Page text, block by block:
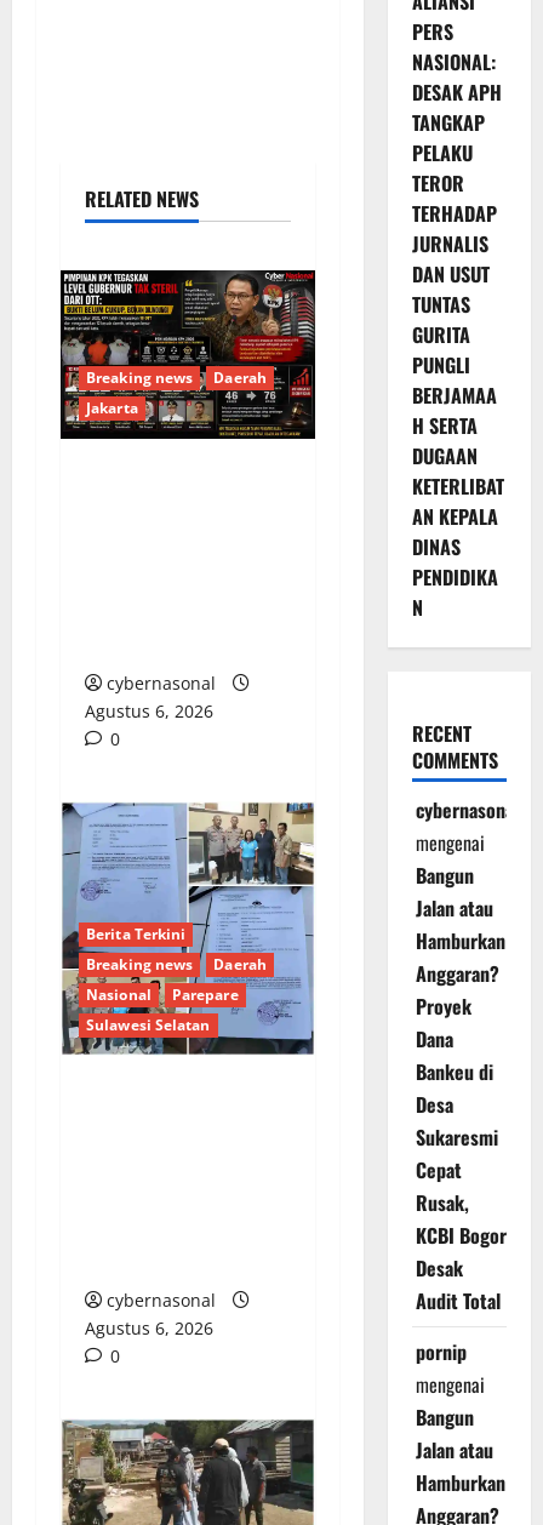
RELATED NEWS
Breaking news
Daerah
Jakarta
cybernasonal
Agustus 6, 2026
0
Berita Terkini
Breaking news
Daerah
Nasional
Parepare
Sulawesi Selatan
cybernasonal
Agustus 6, 2026
0
PERS
NASIONAL:
DESAK APH
TANGKAP
PELAKU
TEROR
TERHADAP
JURNALIS
DAN USUT
TUNTAS
GURITA
PUNGLI
BERJAMAA
H SERTA
DUGAAN
KETERLIBAT
AN KEPALA
DINAS
PENDIDIKA
N
RECENT
COMMENTS
cybernasonal
mengenai
Bangun
Jalan atau
Hamburkan
Anggaran?
Proyek
Dana
Bankeu di
Desa
Sukaresmi
Cepat
Rusak,
KCBI Bogor
Desak
Audit Total
pornip
mengenai
Bangun
Jalan atau
Hamburkan
Anggaran?